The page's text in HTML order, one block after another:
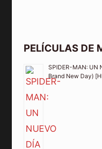
PELÍCULAS DE
SPIDER-MAN: UN
Brand New Day)